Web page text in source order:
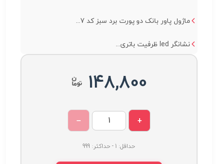
ماژول پاور بانک دو پورت برد سبز کد 7...
نشانگر led ظرفیت باتری...
148,800
+
−
حداقل: 1 - حداکثر: 999